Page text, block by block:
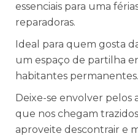
essenciais para uma
reparadoras.
Ideal para quem gosta
um espaço de partilha
habitantes permanentes.
Deixe-se envolver pelos
que nos chegam
aproveite descontrair e